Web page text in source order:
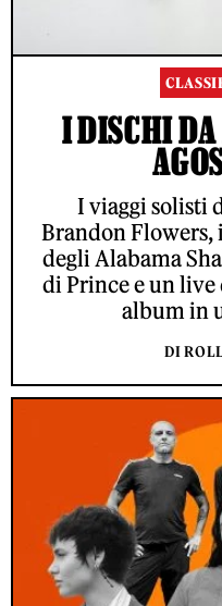
I DISCHI
I viaggi solisti
Brandon Flowers,
degli Alabama
di Prince e un live
album in
DI